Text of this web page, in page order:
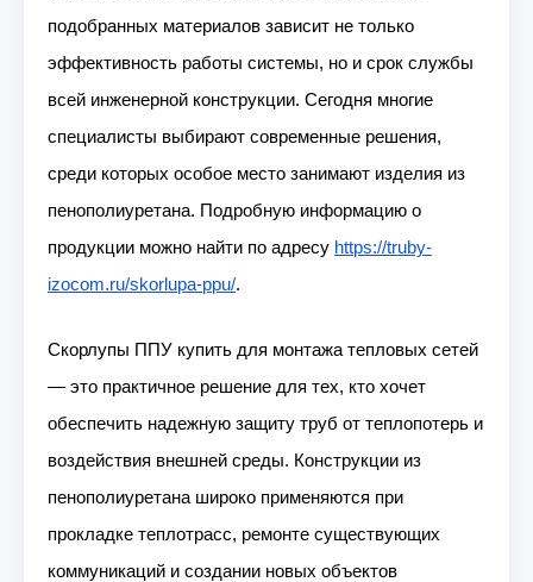
подобранных материалов зависит не только
эффективность работы системы, но и срок службы
всей инженерной конструкции. Сегодня многие
специалисты выбирают современные решения,
среди которых особое место занимают изделия из
пенополиуретана. Подробную информацию о
продукции можно найти по адресу https://truby-
izocom.ru/skorlupa-ppu/.
Скорлупы ППУ купить для монтажа тепловых сетей
— это практичное решение для тех, кто хочет
обеспечить надежную защиту труб от теплопотерь и
воздействия внешней среды. Конструкции из
пенополиуретана широко применяются при
прокладке теплотрасс, ремонте существующих
коммуникаций и создании новых объектов